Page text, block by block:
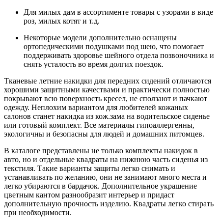
Для милых дам в ассортименте товары с узорами в виде
роз, милых котят и т.д.
Некоторые модели дополнительно оснащены
ортопедическими подушками под шею, что помогает
поддерживать здоровье шейного отдела позвоночника и
снять усталость во время долгих поездок.
Тканевые летние накидки для передних сидений отличаются
хорошими защитными качествами и практически полностью
покрывают всю поверхность кресел, не сползают и пачкают
одежду. Неплохим вариантом для любителей кожаных
салонов станет накидка из кож.зама на водительское сиденье
или готовый комплект. Все материалы гипоаллергенны,
экологичны и безопасны для людей и домашних питомцев.
В каталоге представлены не только комплекты накидок в
авто, но и отдельные квадраты на нижнюю часть сиденья из
текстиля. Такие варианты защиты легко снимать и
устанавливать по желанию, они не занимают много места и
легко убираются в бардачок. Дополнительное украшение
цветным кантом разнообразит интерьер и придаст
дополнительную прочность изделию. Квадраты легко стирать
при необходимости.